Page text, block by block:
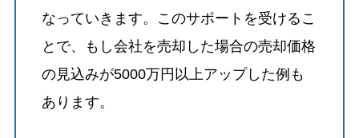
なっていきます。このサポートを受けるこ
とで、もし会社を売却した場合の売却価格
の見込みが5000万円以上アップした例も
あります。